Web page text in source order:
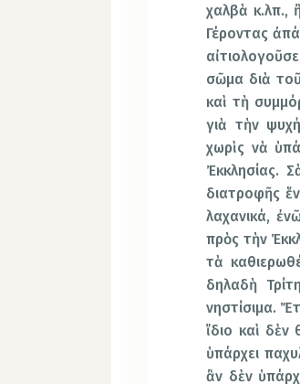
χαλβὰ κ.λπ.,
Γέροντας
σῶμα διὰ
καὶ τὴ
γιὰ τὴν
χωρὶς νὰ
Ἐκκλησίας.
διατροφῆς
λαχανικά,
πρὸς τὴν
τὰ
δηλαδὴ
νηστίσιμα.
ἴδιο καὶ δὲν
ὑπάρχει
ἂν δὲν